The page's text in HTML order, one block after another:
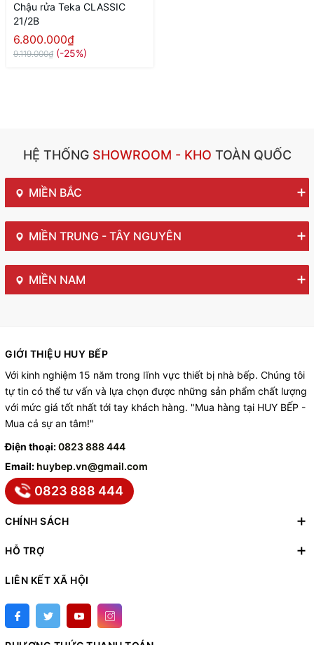
Chậu rửa Teka CLASSIC
21/2B
6.800.000₫
9.119.000₫ (-25%)
HỆ THỐNGSHOWROOM - KHO TOÀN QUỐC
MIỀN BẮC
MIỀN TRUNG - TÂY NGUYÊN
MIỀN NAM
GIỚI THIỆU HUY BẾP
Với kinh nghiệm 15 năm trong lĩnh vực thiết bị nhà bếp. Chúng tôi
tự tin có thể tư vấn và lựa chọn được những sản phẩm chất lượng
với mức giá tốt nhất tới tay khách hàng. "Mua hàng tại HUY BẾP -
Mua cả sự an tâm!"
Điện thoại:0823 888 444
Email: huybep.vn@gmail.com
0823 888 444
CHÍNH SÁCH
HỖ TRỢ
LIÊN KẾT XÃ HỘI